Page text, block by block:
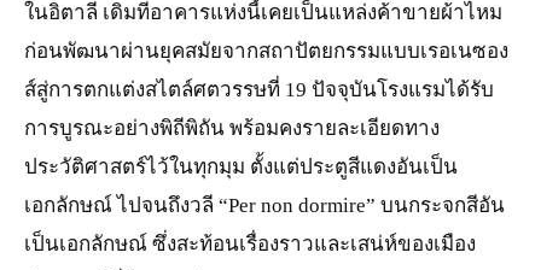
ในอิตาลี เดิมทีอาคารแห่งนี้เคยเป็นแหล่งค้าขายผ้าไหม
ก่อนพัฒนาผ่านยุคสมัยจากสถาปัตยกรรมแบบเรอเนซอง
ส์สู่การตกแต่งสไตล์ศตวรรษที่ 19 ปัจจุบันโรงแรมได้รับ
การบูรณะอย่างพิถีพิถัน พร้อมคงรายละเอียดทาง
ประวัติศาสตร์ไว้ในทุกมุม ตั้งแต่ประตูสีแดงอันเป็น
เอกลักษณ์ ไปจนถึงวลี “Per non dormire” บนกระจกสีอัน
เป็นเอกลักษณ์ ซึ่งสะท้อนเรื่องราวและเสน่ห์ของเมือง